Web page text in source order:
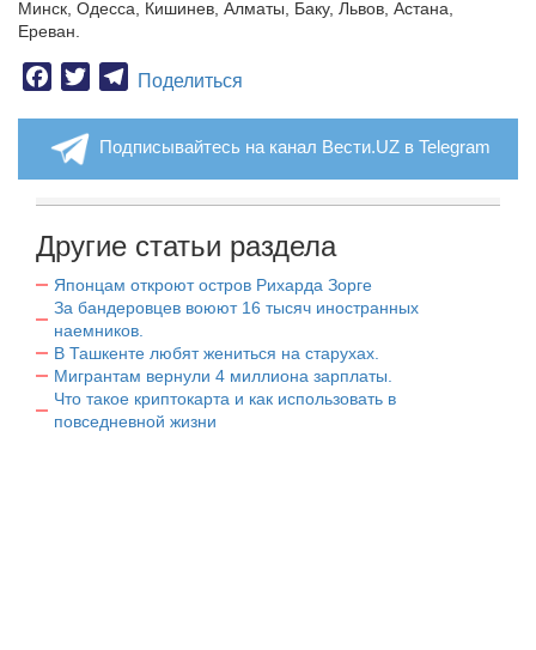
Минск, Одесса, Кишинев, Алматы, Баку, Львов, Астана,
Ереван.
Facebook
TwitterTelegram
Поделиться
Подписывайтесь на канал Вести.UZ в Telegram
Другие статьи раздела
Японцам откроют остров Рихарда Зорге
За бандеровцев воюют 16 тысяч иностранных
наемников.
В Ташкенте любят жениться на старухах.
Мигрантам вернули 4 миллиона зарплаты.
Что такое криптокарта и как использовать в
повседневной жизни